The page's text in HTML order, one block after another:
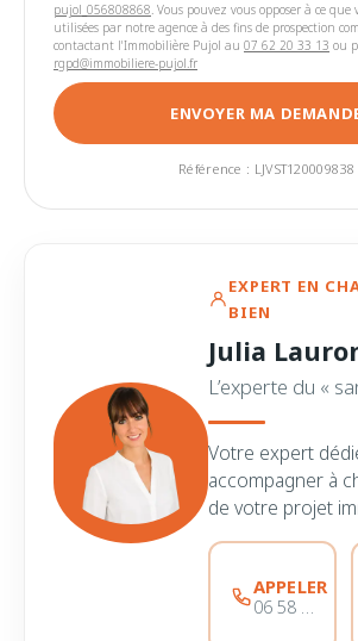
pujol_056808868. Vous pouvez vous opposer à ce que
utilisées par notre agence à des fins de prospection
contactant l'Immobilière Pujol au 07 62 20 33 13 ou
rgpd@immobiliere-pujol.fr
ENVOYER MA
Référence : LJVST120009838
EXPERT EN
BIEN
Julia
L’experte du «
Votre expert
accompagner à
de votre projet
APPELER
06 58 44 28 28